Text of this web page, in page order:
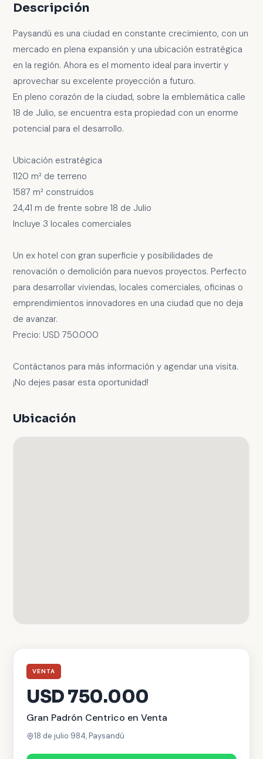
Descripción
Paysandú es una ciudad en constante crecimiento, con un
mercado en plena expansión y una ubicación estratégica
en la región. Ahora es el momento ideal para invertir y
aprovechar su excelente proyección a futuro.
En pleno corazón de la ciudad, sobre la emblemática calle
18 de Julio, se encuentra esta propiedad con un enorme
potencial para el desarrollo.
Ubicación estratégica
1120 m² de terreno
1587 m² construidos
24,41 m de frente sobre 18 de Julio
Incluye 3 locales comerciales
Un ex hotel con gran superficie y posibilidades de
renovación o demolición para nuevos proyectos. Perfecto
para desarrollar viviendas, locales comerciales, oficinas o
emprendimientos innovadores en una ciudad que no deja
de avanzar.
Precio: USD 750.000
Contáctanos para más información y agendar una visita.
¡No dejes pasar esta oportunidad!
Ubicación
VENTA
USD 750.000
Gran Padrón Centrico en Venta
18 de julio 984, Paysandú